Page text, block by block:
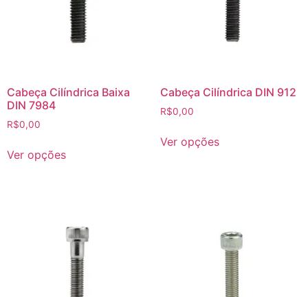
Cabeça Cilíndrica Baixa
DIN 7984
R$0,00
Ver opções
Cabeça Cilíndrica DIN 912
R$0,00
Ver opções